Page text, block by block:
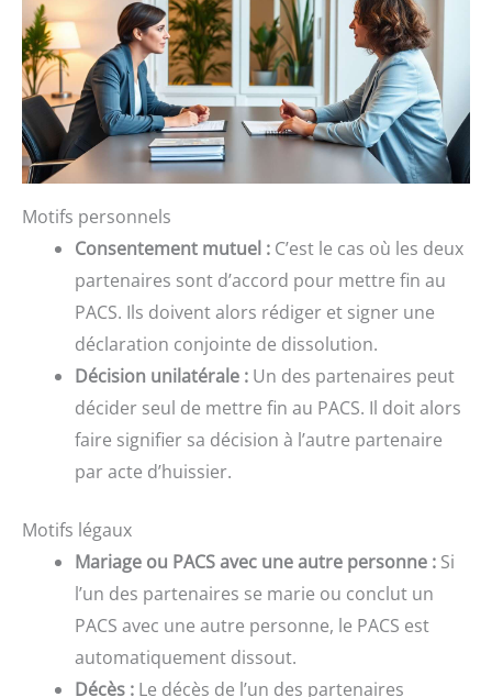
Motifs personnels
Consentement mutuel : C’est le cas où les deux
partenaires sont d’accord pour mettre fin au
PACS. Ils doivent alors rédiger et signer une
déclaration conjointe de dissolution.
Décision unilatérale : Un des partenaires peut
décider seul de mettre fin au PACS. Il doit alors
faire signifier sa décision à l’autre partenaire
par acte d’huissier.
Motifs légaux
Mariage ou PACS avec une autre personne : Si
l’un des partenaires se marie ou conclut un
PACS avec une autre personne, le PACS est
automatiquement dissout.
Décès : Le décès de l’un des partenaires